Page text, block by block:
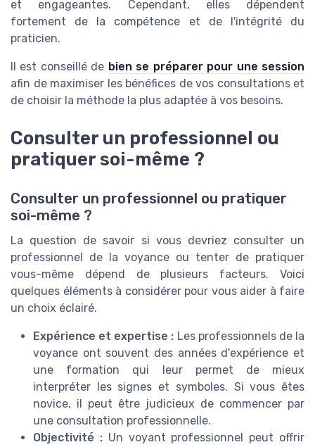
et engageantes. Cependant, elles dépendent
fortement de la compétence et de l'intégrité du
praticien.
Il est conseillé de bien se préparer pour une session
afin de maximiser les bénéfices de vos consultations et
de choisir la méthode la plus adaptée à vos besoins.
Consulter un professionnel ou
pratiquer soi-même ?
Consulter un professionnel ou pratiquer
soi-même ?
La question de savoir si vous devriez consulter un
professionnel de la voyance ou tenter de pratiquer
vous-même dépend de plusieurs facteurs. Voici
quelques éléments à considérer pour vous aider à faire
un choix éclairé.
Expérience et expertise : Les professionnels de la
voyance ont souvent des années d'expérience et
une formation qui leur permet de mieux
interpréter les signes et symboles. Si vous êtes
novice, il peut être judicieux de commencer par
une consultation professionnelle.
Objectivité :Un voyant professionnel peut offrir